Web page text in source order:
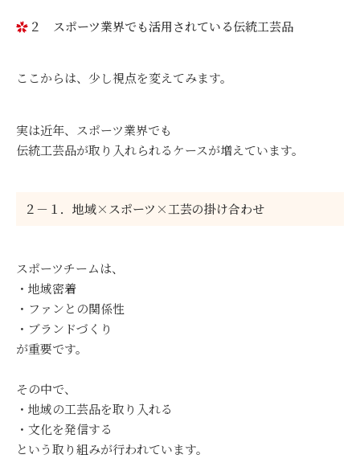
２ スポーツ業界でも活用されている伝統工芸品
ここからは、少し視点を変えてみます。
実は近年、スポーツ業界でも
伝統工芸品が取り入れられるケースが増えています。
２－１．地域×スポーツ×工芸の掛け合わせ
スポーツチームは、
・地域密着
・ファンとの関係性
・ブランドづくり
が重要です。
その中で、
・地域の工芸品を取り入れる
・文化を発信する
という取り組みが行われています。